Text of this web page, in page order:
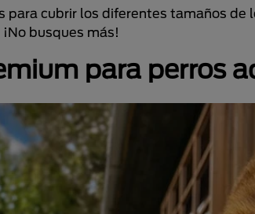
para cubrir los diferentes tamaños
busques más!
para perros